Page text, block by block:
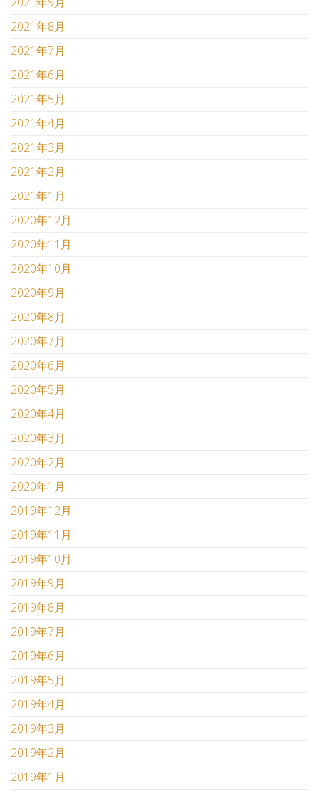
2021年8月
2021年7月
2021年6月
2021年5月
2021年4月
2021年3月
2021年2月
2021年1月
2020年12月
2020年11月
2020年10月
2020年9月
2020年8月
2020年7月
2020年6月
2020年5月
2020年4月
2020年3月
2020年2月
2020年1月
2019年12月
2019年11月
2019年10月
2019年9月
2019年8月
2019年7月
2019年6月
2019年5月
2019年4月
2019年3月
2019年2月
2019年1月